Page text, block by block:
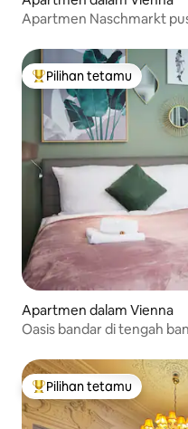
Apartmen Naschmarkt
Pilihan utama tetamu
Pilihan tetamu
Apartmen dalam Vienna
Oasis bandar di tengah
Pilihan utama tetamu
Pilihan tetamu